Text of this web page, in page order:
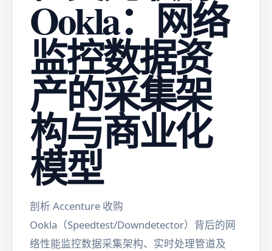
Ookla：网络
监控数据资
产的采集架
构与商业化
模型
剖析 Accenture 收购
Ookla（Speedtest/Downdetector）背后的网
络性能监控数据采集架构、实时处理管道及